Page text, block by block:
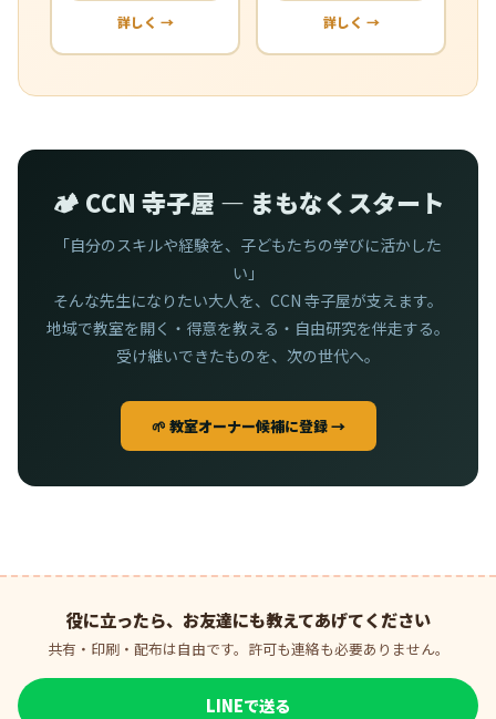
詳しく → 詳しく →
🏕️ CCN 寺子屋 — まもなくスタート
「自分のスキルや経験を、子どもたちの学びに活かした
い」
そんな先生になりたい大人を、CCN 寺子屋が支えます。
地域で教室を開く・得意を教える・自由研究を伴走する。
受け継いできたものを、次の世代へ。
🌱 教室オーナー候補に登録 →
役に立ったら、お友達にも教えてあげてください
共有・印刷・配布は自由です。許可も連絡も必要ありません。
LINEで送る